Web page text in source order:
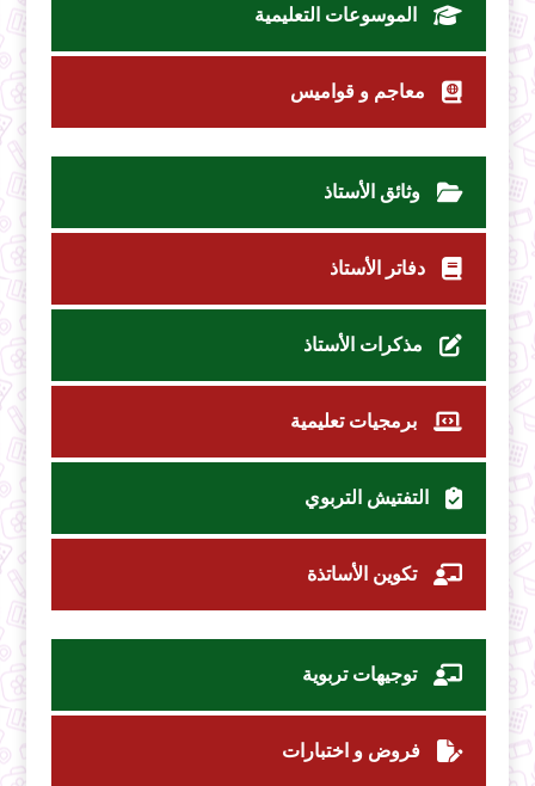
الموسوعات التعليمية
معاجم و قواميس
وثائق الأستاذ
دفاتر الأستاذ
مذكرات الأستاذ
برمجيات تعليمية
التفتيش التربوي
تكوين الأساتذة
توجيهات تربوية
فروض و اختبارات